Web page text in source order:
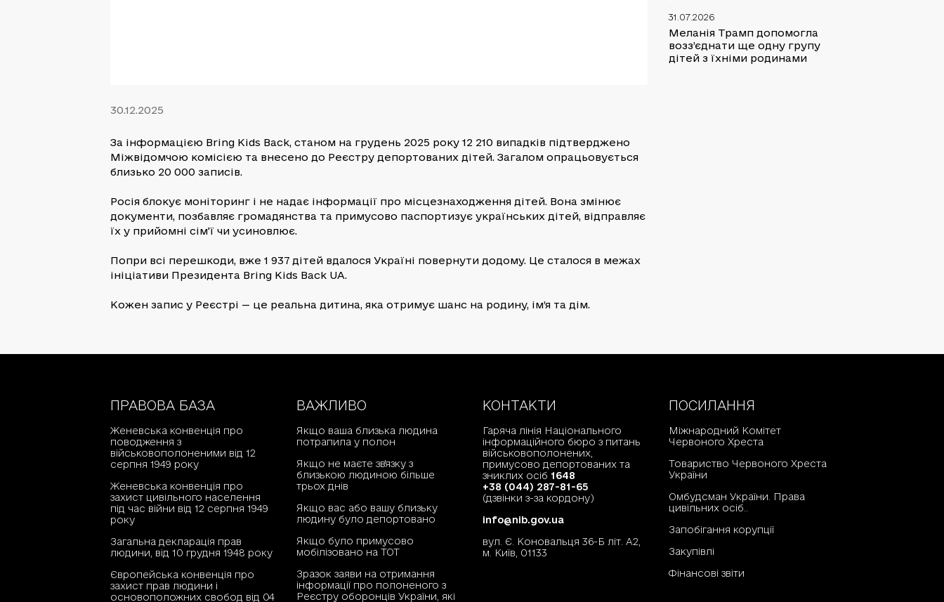
30.12.2025
За інформацією Bring Kids Back, станом на грудень 2025 року 12 210 випадків підтверджено
Міжвідомчою комісією та внесено до Реєстру депортованих дітей. Загалом опрацьовується
близько 20 000 записів.
Росія блокує моніторинг і не надає інформації про місцезнаходження дітей. Вона змінює
документи, позбавляє громадянства та примусово паспортизує українських дітей, відправляє
їх у прийомні сім’ї чи усиновлює.
Попри всі перешкоди, вже 1 937 дітей вдалося Україні повернути додому. Це сталося в межах
ініціативи Президента Bring Kids Back UA.
Кожен запис у Реєстрі — це реальна дитина, яка отримує шанс на родину, ім’я та дім.
31.07.2026
Меланія Трамп допомогла
возз’єднати ще одну групу
дітей з їхніми родинами
ПРАВОВА БАЗА
Женевська конвенція про
поводження з
військовополоненими від 12
серпня 1949 року
Женевська конвенція про
захист цивільного населення
під час війни від 12 серпня 1949
року
Загальна декларація прав
людини, від 10 грудня 1948 року
Європейська конвенція про
захист прав людини і
основоположних свобод від 04
ВАЖЛИВО
Якщо ваша близька людина
потрапила у полон
Якщо не маєте зв'язку з
близькою людиною більше
трьох днів
Якщо вас або вашу близьку
людину було депортовано
Якщо було примусово
мобілізовано на ТОТ
Зразок заяви на отримання
інформації про полоненого з
Реєстру оборонців України, які
КОНТАКТИ
Гаряча лінія Національного
інформаційного бюро з питань
військовополонених,
примусово депортованих та
зниклих осіб 1648
+38 (044) 287-81-65
(дзвінки з-за кордону)
info@nib.gov.ua
вул. Є. Коновальця 36-Б літ. А2,
м. Київ, 01133
ПОСИЛАННЯ
Міжнародний Комітет
Червоного Хреста
Товариство Червоного Хреста
України
Омбудсман України. Права
цивільних осіб..
Запобігання корупції
Закупівлі
Фінансові звіти